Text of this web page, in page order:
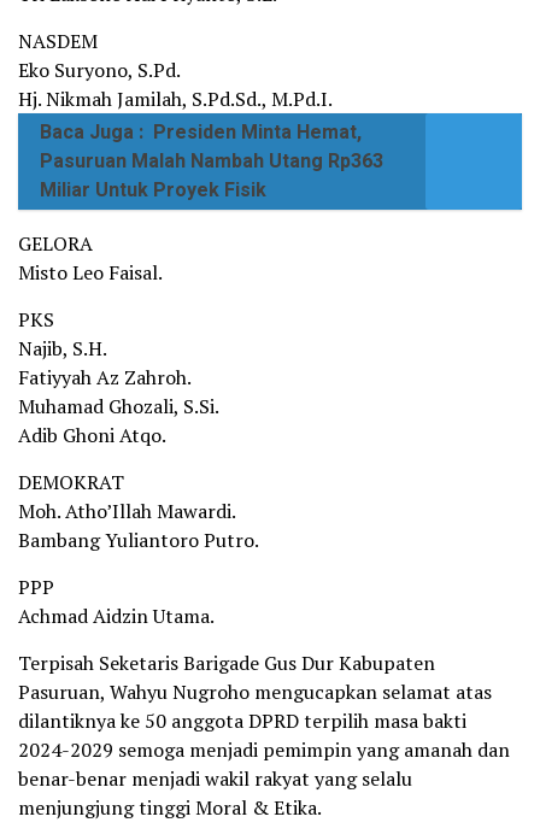
NASDEM
Eko Suryono, S.Pd.
Hj. Nikmah Jamilah, S.Pd.Sd., M.Pd.I.
Baca Juga : Presiden Minta Hemat,
Pasuruan Malah Nambah Utang Rp363
Miliar Untuk Proyek Fisik
GELORA
Misto Leo Faisal.
PKS
Najib, S.H.
Fatiyyah Az Zahroh.
Muhamad Ghozali, S.Si.
Adib Ghoni Atqo.
DEMOKRAT
Moh. Atho’Illah Mawardi.
Bambang Yuliantoro Putro.
PPP
Achmad Aidzin Utama.
Terpisah Seketaris Barigade Gus Dur Kabupaten
Pasuruan, Wahyu Nugroho mengucapkan selamat atas
dilantiknya ke 50 anggota DPRD terpilih masa bakti
2024-2029 semoga menjadi pemimpin yang amanah dan
benar-benar menjadi wakil rakyat yang selalu
menjungjung tinggi Moral & Etika.